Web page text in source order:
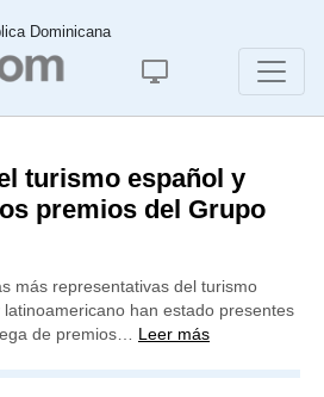
Dominicana
turismo español y
premios del Grupo
más representativas del turismo
latinoamericano han estado presentes
de premios… Leer más